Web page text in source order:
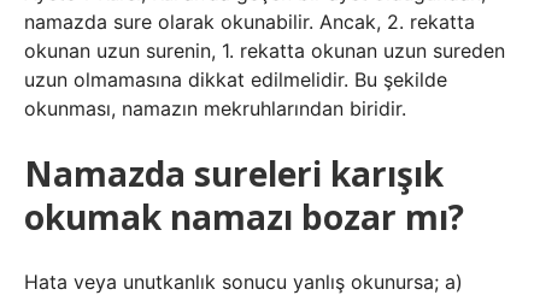
namazda sure olarak okunabilir. Ancak, 2. rekatta
okunan uzun surenin, 1. rekatta okunan uzun sureden
uzun olmamasına dikkat edilmelidir. Bu şekilde
okunması, namazın mekruhlarından biridir.
Namazda sureleri karışık
okumak namazı bozar mı?
Hata veya unutkanlık sonucu yanlış okunursa; a)